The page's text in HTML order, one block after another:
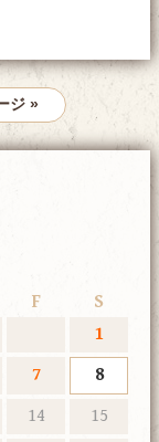
ジ »
F
S
1
7
8
14
15